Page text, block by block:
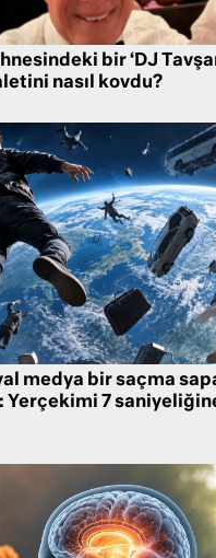
bir ‘DJ
nasıl kovdu?
medya bir saçma
Yerçekimi 7